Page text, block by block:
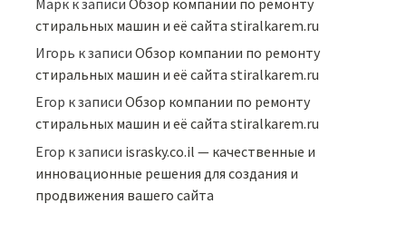
стиральных машин и её сайта stiralkarem.ru
Игорь к записиОбзор компании по ремонту
стиральных машин и её сайта stiralkarem.ru
Егор к записиОбзор компании по ремонту
стиральных машин и её сайта stiralkarem.ru
Егор к записи israsky.co.il — качественные и
инновационные решения для создания и
продвижения вашего сайта